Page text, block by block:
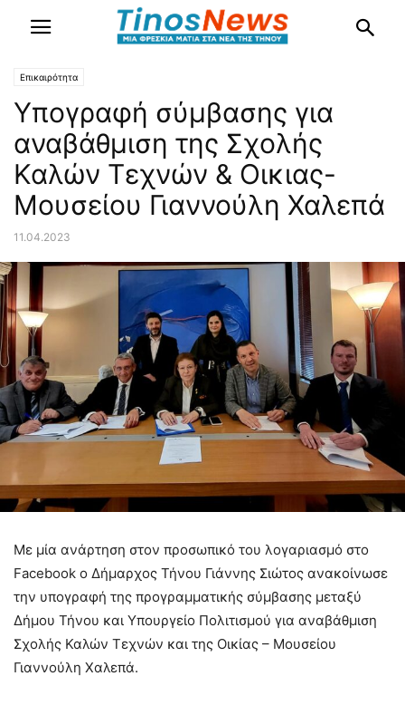
Επικαιρότητα
Υπογραφή σύμβασης για
αναβάθμιση της Σχολής
Καλών Τεχνών & Οικιας-
Μουσείου Γιαννούλη Χαλεπά
11.04.2023
Με μία ανάρτηση στον προσωπικό του λογαριασμό στο
Facebook ο Δήμαρχος Τήνου Γιάννης Σιώτος ανακοίνωσε
την υπογραφή της προγραμματικής σύμβασης μεταξύ
Δήμου Τήνου και Υπουργείο Πολιτισμού για αναβάθμιση
Σχολής Καλών Τεχνών και της Οικίας – Μουσείου
Γιαννούλη Χαλεπά.